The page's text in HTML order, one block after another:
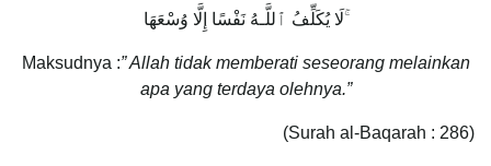
لَا يُكَلِّفُ ٱللَّـهُ نَفْسًا إِلَّا وُسْعَهَا ۚ
Maksudnya :” Allah tidak memberati seseorang melainkan
apa yang terdaya olehnya.”
(Surah al-Baqarah : 286)